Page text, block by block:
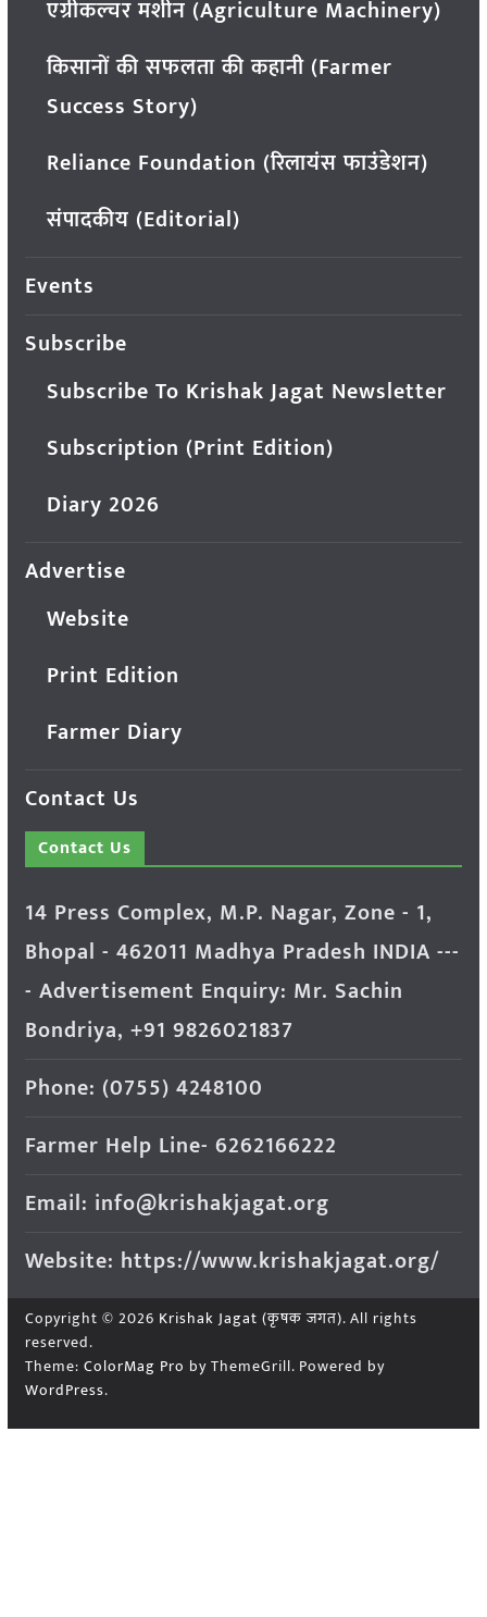
एग्रीकल्चर मशीन (Agriculture Machinery)
किसानों की सफलता की कहानी (Farmer
Success Story)
Reliance Foundation (रिलायंस फाउंडेशन)
संपादकीय (Editorial)
Events
Subscribe
Subscribe To Krishak Jagat Newsletter
Subscription (Print Edition)
Diary 2026
Advertise
Website
Print Edition
Farmer Diary
Contact Us
Contact Us
14 Press Complex, M.P. Nagar, Zone - 1,
Bhopal - 462011 Madhya Pradesh INDIA ---
- Advertisement Enquiry: Mr. Sachin
Bondriya, +91 9826021837
Phone: (0755) 4248100
Farmer Help Line- 6262166222
Email: info@krishakjagat.org
Website: https://www.krishakjagat.org/
Copyright © 2026 Krishak Jagat (कृषक जगत). All rights
reserved.
Theme: ColorMag Pro by ThemeGrill. Powered by
WordPress.